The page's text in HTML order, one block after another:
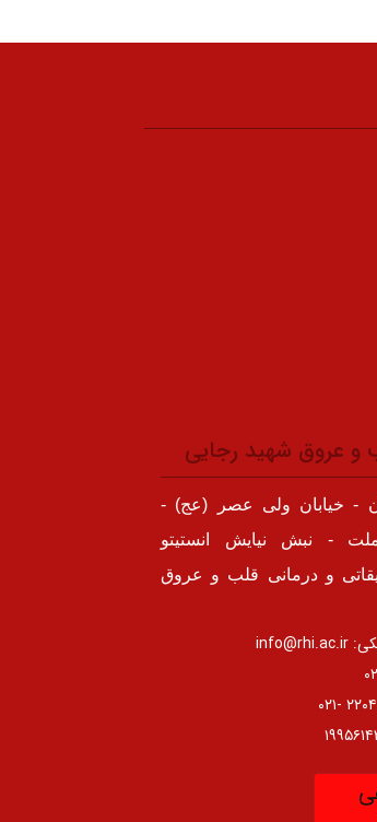
و عروق شهید رجایی
- خیابان ولی عصر (عج) -
- نبش نیایش انستیتو
و درمانی قلب و عروق
info@rhi.ac.ir
-۰۲۱